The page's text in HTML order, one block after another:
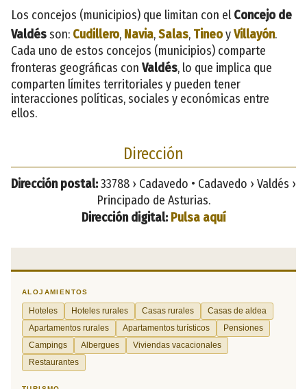
Los concejos (municipios) que limitan con el Concejo de
Valdésson: Cudillero, Navia,Salas, TineoyVillayón.
Cada uno de estos concejos (municipios) comparte
fronteras geográficas con Valdés, lo que implica que
comparten límites territoriales y pueden tener
interacciones políticas, sociales y económicas entre
ellos.
Dirección
Dirección postal:33788 › Cadavedo • Cadavedo › Valdés ›
Principado de Asturias.
Dirección digital: Pulsa aquí